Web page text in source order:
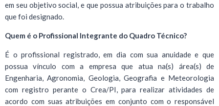
em seu objetivo social, e que possua atribuições para o trabalho
que foi designado.
Quem é o Profissional Integrante do Quadro Técnico?
É o profissional registrado, em dia com sua anuidade e que
possua vínculo com a empresa que atua na(s) área(s) de
Engenharia, Agronomia, Geologia, Geografia e Meteorologia
com registro perante o Crea/PI, para realizar atividades de
acordo com suas atribuições em conjunto com o responsável